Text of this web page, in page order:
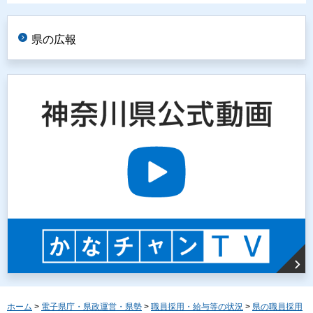
県の広報
ホーム > 電子県庁・県政運営・県勢 > 職員採用・給与等の状況 > 県の職員採用